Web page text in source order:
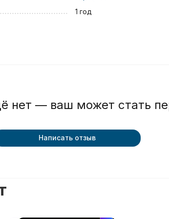
1 год
нет — ваш может стать
Написать отзыв